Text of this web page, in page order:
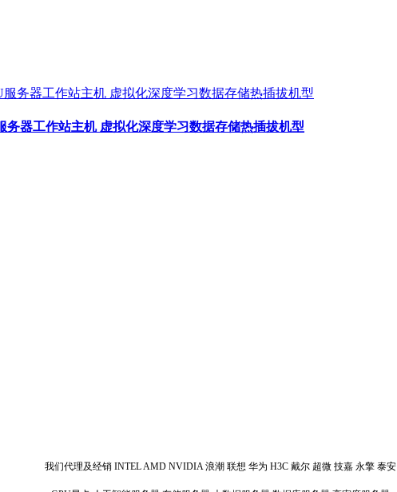
器工作站主机 虚拟化深度学习数据存储热插拔机型
我们代理及经销 INTEL AMD NVIDIA 浪潮 联想 华为 H3C 戴尔 超微 技嘉 永擎 泰安